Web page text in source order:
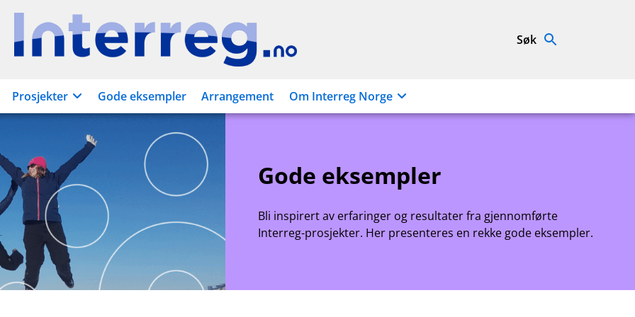
Interreg.no Søk
Prosjekter Gode eksempler Arrangement Om Interreg Norge
Gode eksempler
Bli inspirert av erfaringer og resultater fra gjennomførte
Interreg-prosjekter. Her presenteres en rekke gode eksempler.